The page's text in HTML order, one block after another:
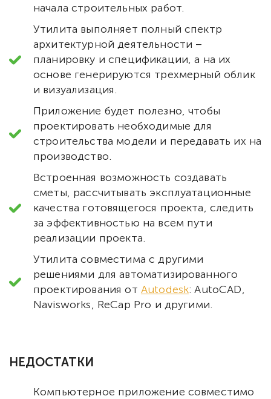
начала строительных работ.
Утилита выполняет полный спектр
архитектурной деятельности –
планировку и спецификации, а на их
основе генерируются трехмерный облик
и визуализация.
Приложение будет полезно, чтобы
проектировать необходимые для
строительства модели и передавать их на
производство.
Встроенная возможность создавать
сметы, рассчитывать эксплуатационные
качества готовящегося проекта, следить
за эффективностью на всем пути
реализации проекта.
Утилита совместима с другими
решениями для автоматизированного
проектирования от Autodesk: AutoCAD,
Navisworks, ReCap Pro и другими.
НЕДОСТАТКИ
Компьютерное приложение совместимо